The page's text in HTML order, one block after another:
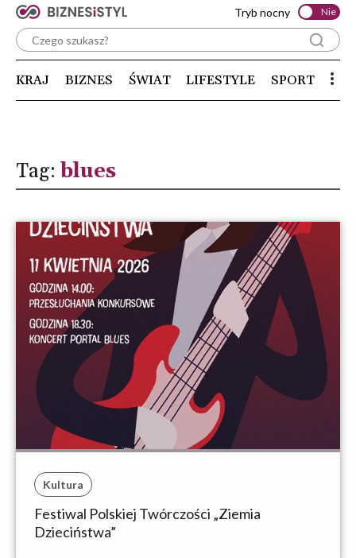
Tryb nocny Nie
KRAJ BIZNES ŚWIAT LIFESTYLE SPORT
Tag: blues
Kultura
Festiwal Polskiej Twórczości „Ziemia
Dzieciństwa”